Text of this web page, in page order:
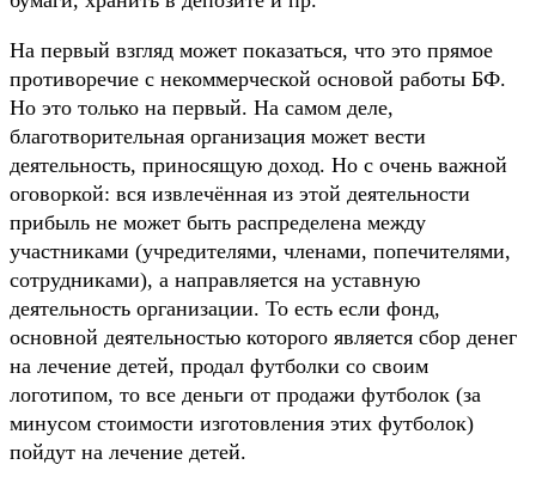
На первый взгляд может показаться, что это прямое
противоречие с некоммерческой основой работы БФ.
Но это только на первый. На самом деле,
благотворительная организация может вести
деятельность, приносящую доход. Но с очень важной
оговоркой: вся извлечённая из этой деятельности
прибыль не может быть распределена между
участниками (учредителями, членами, попечителями,
сотрудниками), а направляется на уставную
деятельность организации. То есть если фонд,
основной деятельностью которого является сбор денег
на лечение детей, продал футболки со своим
логотипом, то все деньги от продажи футболок (за
минусом стоимости изготовления этих футболок)
пойдут на лечение детей.